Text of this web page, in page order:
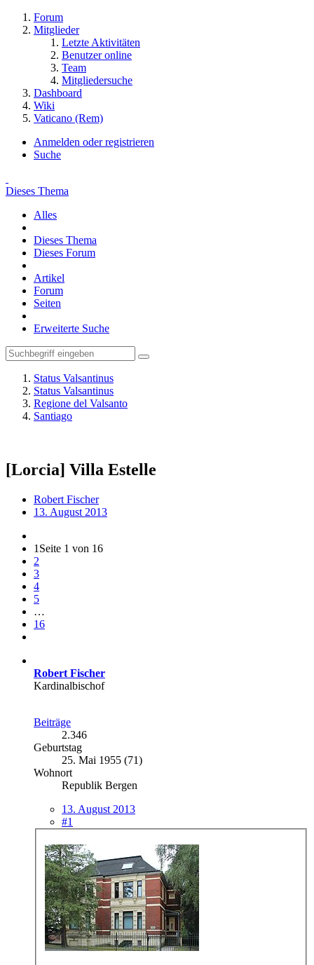
Forum
Mitglieder
Letzte Aktivitäten
Benutzer online
Team
Mitgliedersuche
Dashboard
Wiki
Vaticano (Rem)
Anmelden oder registrieren
Suche
Dieses Thema
Alles
Dieses Thema
Dieses Forum
Artikel
Forum
Seiten
Erweiterte Suche
Status Valsantinus
Status Valsantinus
Regione del Valsanto
Santiago
[Lorcia] Villa Estelle
Robert Fischer
13. August 2013
1 Seite 1 von 16
2
3
4
5
…
16
Robert Fischer
Kardinalbischof
Beiträge
2.346
Geburtstag
25. Mai 1955 (71)
Wohnort
Republik Bergen
13. August 2013
#1